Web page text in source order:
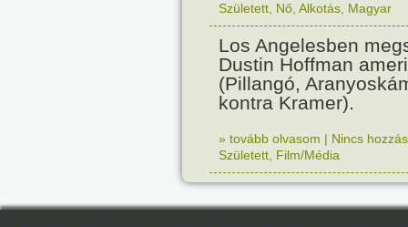
Született Nő Alkotás Magyar
Los Angelesben
Dustin Hoffman
(Pillangó,
kontra Kramer).
» tovább olvasom | Nincs
Született Film/Média